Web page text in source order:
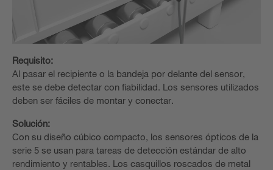
Requisito:
Al pasar el recipiente o la bandeja por delante del sensor,
este se debe detectar con fiabilidad. Los sensores utilizados
deben ser fáciles de montar y conectar.
Solución:
Con su diseño cúbico compacto, los sensores ópticos de la
serie 5 se usan para tareas de detección estándar de alto
rendimiento y rentables. Los casquillos roscados de metal